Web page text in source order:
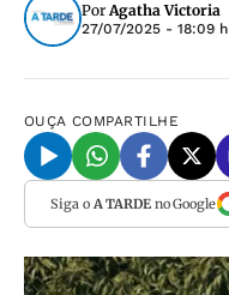
PorAgatha Victoria
27/07/2025 - 18:09 h
OUÇA COMPARTILHE
Siga o A TARDEno Google